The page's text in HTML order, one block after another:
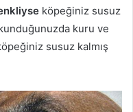
köpeğiniz susuz
kuru ve
susuz kalmış